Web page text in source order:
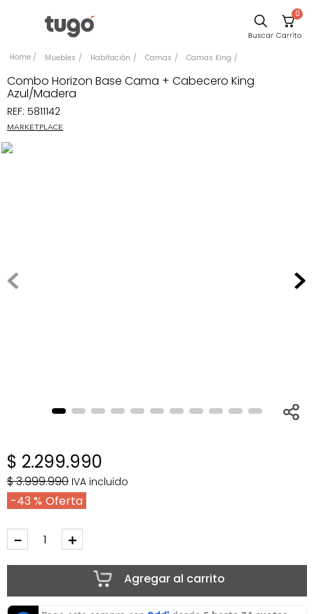
0
Muebles Habitación Camas Camas King
Combo Horizon Base Cama + Cabecero King
Azul/Madera
REF: 5811142
MARKETPLACE
$ 2.299.990
$3.999.990 IVA incluido
43 %
＋
－
Agregar al carrito
Comedor
Silla
Escritorio